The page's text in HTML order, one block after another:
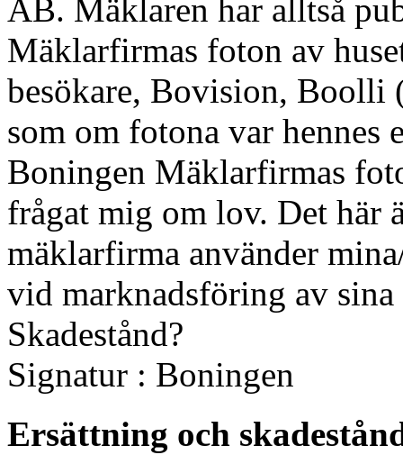
AB. Mäklaren har alltså
Mäklarfirmas foton av
besökare, Bovision, Boolli
som om fotona var hennes
Boningen Mäklarfirmas
frågat mig om lov. Det här
mäklarfirma använder
vid marknadsföring av
Skadestånd?
Signatur : Boningen
Ersättning och